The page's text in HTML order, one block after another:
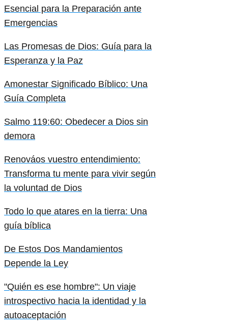
Esencial para la Preparación ante
Emergencias
Las Promesas de Dios: Guía para la
Esperanza y la Paz
Amonestar Significado Bíblico: Una
Guía Completa
Salmo 119:60: Obedecer a Dios sin
demora
Renováos vuestro entendimiento:
Transforma tu mente para vivir según
la voluntad de Dios
Todo lo que atares en la tierra: Una
guía bíblica
De Estos Dos Mandamientos
Depende la Ley
"Quién es ese hombre": Un viaje
introspectivo hacia la identidad y la
autoaceptación